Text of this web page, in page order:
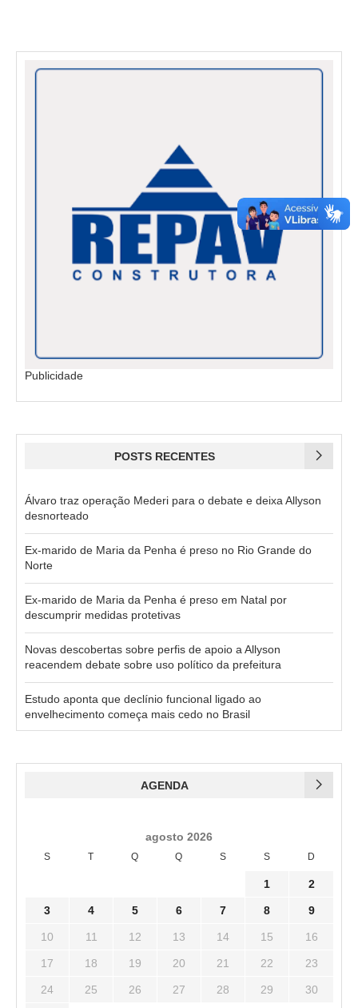
Publicidade
POSTS RECENTES
Álvaro traz operação Mederi para o debate e deixa Allyson
desnorteado
Ex-marido de Maria da Penha é preso no Rio Grande do
Norte
Ex-marido de Maria da Penha é preso em Natal por
descumprir medidas protetivas
Novas descobertas sobre perfis de apoio a Allyson
reacendem debate sobre uso político da prefeitura
Estudo aponta que declínio funcional ligado ao
envelhecimento começa mais cedo no Brasil
AGENDA
agosto 2026
S T Q Q S S D
1 2
3 4 5 6 7 8 9
10 11 12 13 14 15 16
17 18 19 20 21 22 23
24 25 26 27 28 29 30